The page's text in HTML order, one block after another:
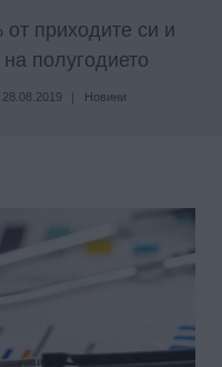
приходите си и
полугодието
28.08.2019 Новини